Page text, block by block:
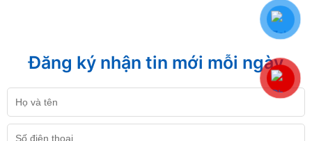
Đăng ký nhận tin mới mỗi ngày
và
tên